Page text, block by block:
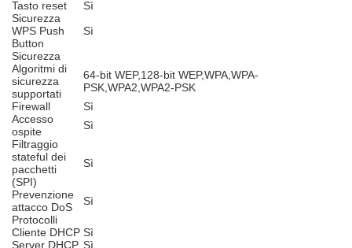
Tasto reset
Sì
Sicurezza
WPS Push
Button
Sì
Sicurezza
Algoritmi di
sicurezza
supportati
64-bit WEP,128-bit WEP,WPA,WPA-
PSK,WPA2,WPA2-PSK
Firewall
Sì
Accesso
ospite
Sì
Filtraggio
stateful dei
pacchetti
(SPI)
Sì
Prevenzione
attacco DoS
Sì
Protocolli
Cliente DHCP Sì
Server DHCP Sì